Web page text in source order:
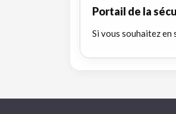
Portail de la
Si vous souhaitez